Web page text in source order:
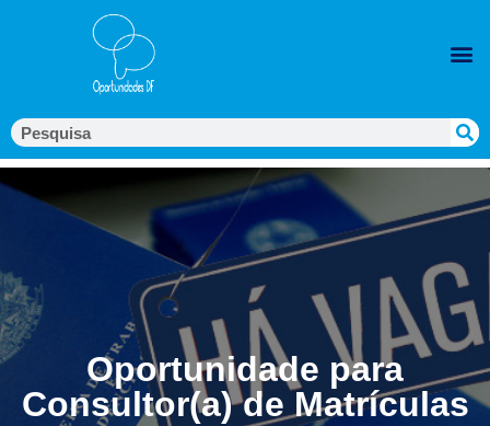
Oportunidade para
Consultor(a) de Matrículas